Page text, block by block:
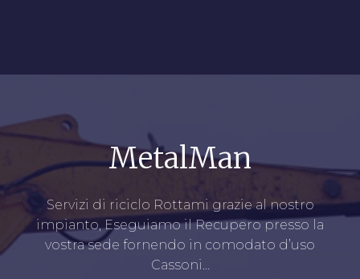
MetalMan
Servizi di riciclo Rottami grazie al nostro
impianto, Eseguiamo il Recupero presso la
vostra sede fornendo in comodato d’uso
Cassoni…